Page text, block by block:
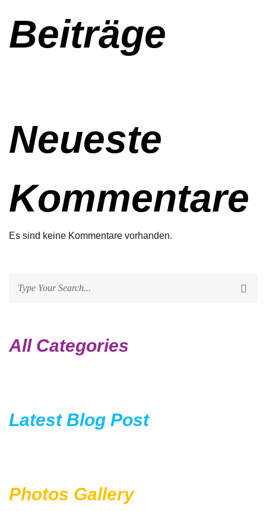
Beiträge
Neueste
Kommentare
Es sind keine Kommentare vorhanden.
All Categories
Latest Blog Post
Photos Gallery